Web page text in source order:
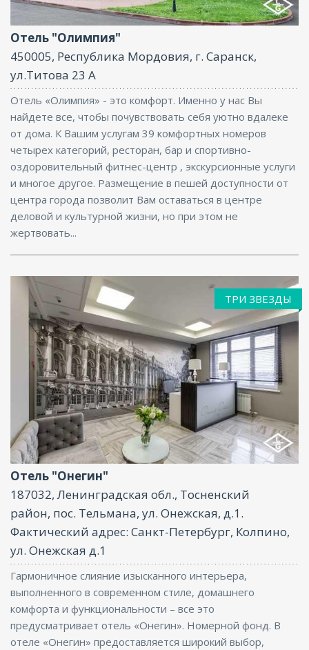
Интернет, Конференц-зал
Отель "Олимпия"
450005, Республика Мордовия, г. Саранск,
ул.Титова 23 А
Отель «Олимпия» - это комфорт. Именно у нас Вы
найдете все, чтобы почувствовать себя уютно вдалеке
от дома. К Вашим услугам 39 комфортных номеров
четырех категорий, ресторан, бар и спортивно-
оздоровительный фитнес-центр , экскурсионные услуги
и многое другое. Размещение в пешей доступности от
центра города позволит Вам оставаться в центре
деловой и культурной жизни, но при этом не
жертвовать...
Интернет
ТРИ ЗВЕЗДЫ
Отель "Онегин"
187032, Ленинградская обл., Тосненский
район, пос. Тельмана, ул. Онежская, д.1.
Фактический адрес: Санкт-Петербург, Колпино,
ул. Онежская д.1
Гармоничное слияние изысканного интерьера,
выполненного в современном стиле, домашнего
комфорта и функциональности – все это
предусматривает отель «Онегин». Номерной фонд. В
отеле «Онегин» предоставляется широкий выбор,